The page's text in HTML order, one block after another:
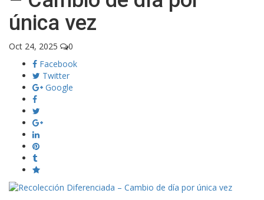
única vez
Oct 24, 2025
0
Facebook
Twitter
Google